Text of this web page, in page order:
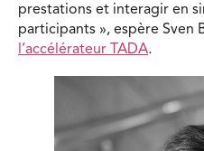
prestations et interagir en
participants », espère Sven
l’accélérateur TADA.